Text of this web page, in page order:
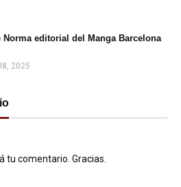
Norma editorial del Manga Barcelona
2025
tu comentario. Gracias.